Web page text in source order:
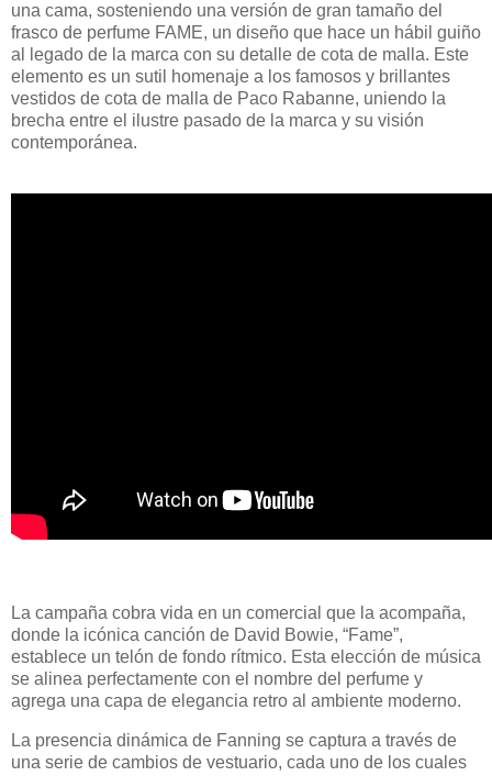
una cama, sosteniendo una versión de gran tamaño del
frasco de perfume FAME, un diseño que hace un hábil guiño
al legado de la marca con su detalle de cota de malla. Este
elemento es un sutil homenaje a los famosos y brillantes
vestidos de cota de malla de Paco Rabanne, uniendo la
brecha entre el ilustre pasado de la marca y su visión
contemporánea.
La campaña cobra vida en un comercial que la acompaña,
donde la icónica canción de David Bowie, “Fame”,
establece un telón de fondo rítmico. Esta elección de música
se alinea perfectamente con el nombre del perfume y
agrega una capa de elegancia retro al ambiente moderno.
La presencia dinámica de Fanning se captura a través de
una serie de cambios de vestuario, cada uno de los cuales